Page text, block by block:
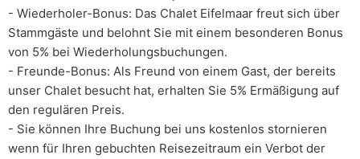
- Wiederholer-Bonus: Das Chalet Eifelmaar freut sich über
Stammgäste und belohnt Sie mit einem besonderen Bonus
von 5% bei Wiederholungsbuchungen.
- Freunde-Bonus: Als Freund von einem Gast, der bereits
unser Chalet besucht hat, erhalten Sie 5% Ermäßigung auf
den regulären Preis.
- Sie können Ihre Buchung bei uns kostenlos stornieren
wenn für Ihren gebuchten Reisezeitraum ein Verbot der